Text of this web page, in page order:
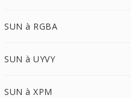
SUN à RGBA
SUN à UYVY
SUN à XPM